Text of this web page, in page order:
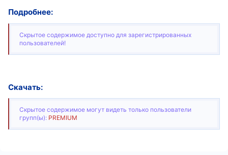
Подробнее:
Скрытое содержимое доступно для зарегистрированных
пользователей!
Скачать:
Скрытое содержимое могут видеть только пользователи
групп(ы): PREMIUM